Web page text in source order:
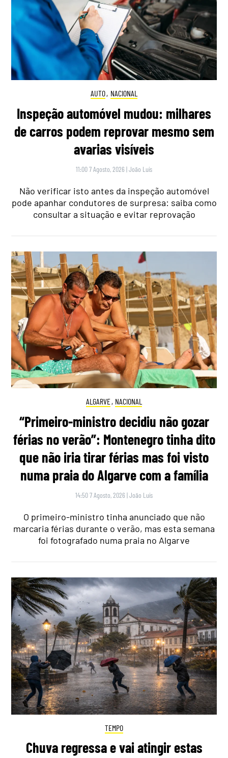
AUTO, NACIONAL
Inspeção automóvel mudou: milhares
de carros podem reprovar mesmo sem
avarias visíveis
11:00 7 Agosto, 2026 |João Luís
Não verificar isto antes da inspeção automóvel
pode apanhar condutores de surpresa: saiba como
consultar a situação e evitar reprovação
ALGARVE, NACIONAL
“Primeiro-ministro decidiu não gozar
férias no verão”: Montenegro tinha dito
que não iria tirar férias mas foi visto
numa praia do Algarve com a família
14:50 7 Agosto, 2026 |João Luís
O primeiro-ministro tinha anunciado que não
marcaria férias durante o verão, mas esta semana
foi fotografado numa praia no Algarve
TEMPO
Chuva regressa e vai atingir estas